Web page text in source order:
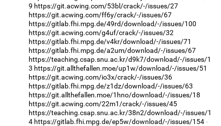
9 https://git.acwing.com/53bl/crack/-/issues/27
https://git.acwing.com/ff6y/crack/-/issues/67
https://gitlab.fhi.mpg.de/49rd/download/-/issues/100
https://git.acwing.com/g4uf/crack/-/issues/32
https://gitlab.fhi.mpg.de/v4kr/download/-/issues/71
https://gitlab.fhi.mpg.de/a2um/download/-/issues/67
https://teaching.csap.snu.ac.kr/d9k7/download/-/issues/1
3 https://git.allthefallen.moe/up1w/download/-/issues/51
https://git.acwing.com/io3x/crack/-/issues/36
https://gitlab.fhi.mpg.de/z1dz/download/-/issues/63
https://git.allthefallen.moe/1hno/download/-/issues/18
https://git.acwing.com/22m1/crack/-/issues/45
https://teaching.csap.snu.ac.kr/38n2/download/-/issues/1
4 https://gitlab.fhi.mpg.de/ep5w/download/-/issues/154